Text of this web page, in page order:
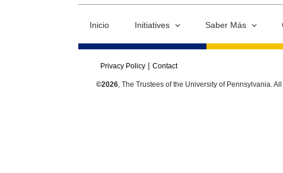
Inicio Initiatives Saber Más
Privacy Policy Contact
©2026, The Trustees of the University of Pennsylvania.